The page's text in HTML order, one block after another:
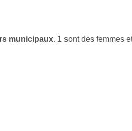
municipaux. 1 sont des femmes